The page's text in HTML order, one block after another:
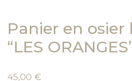
Panier en osier
“LES
45,00 €